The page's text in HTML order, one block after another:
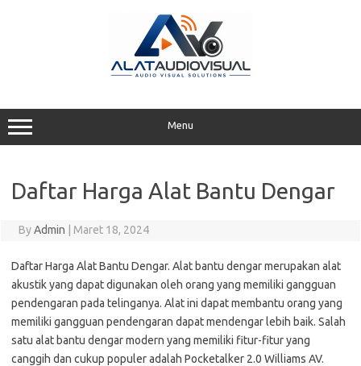
Menu
Daftar Harga Alat Bantu Dengar
ByAdmin Maret 18, 2024
Daftar Harga Alat Bantu Dengar. Alat bantu dengar merupakan alat
akustik yang dapat digunakan oleh orang yang memiliki gangguan
pendengaran pada telinganya. Alat ini dapat membantu orang yang
memiliki gangguan pendengaran dapat mendengar lebih baik. Salah
satu alat bantu dengar modern yang memiliki fitur-fitur yang
canggih dan cukup populer adalah Pocketalker 2.0 Williams AV.